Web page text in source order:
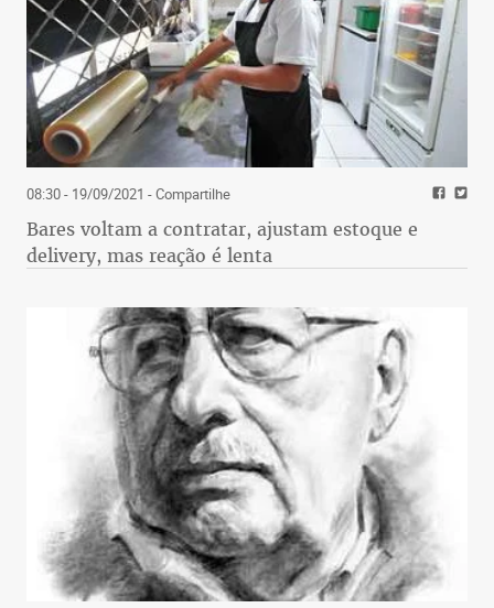
08:30 - 19/09/2021 - Compartilhe
Bares voltam a contratar, ajustam estoque e
delivery, mas reação é lenta